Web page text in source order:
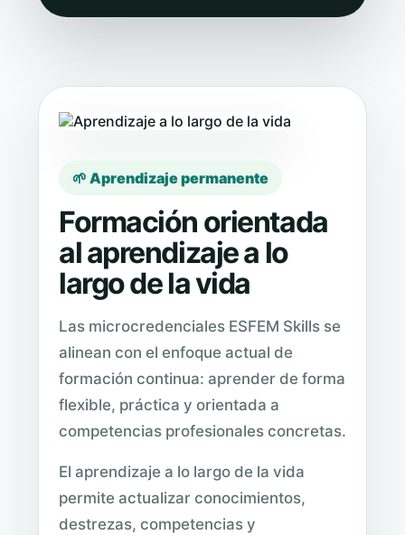
🌱 Aprendizaje permanente
Formación orientada
al aprendizaje a lo
largo de la vida
Las microcredenciales ESFEM Skills se
alinean con el enfoque actual de
formación continua: aprender de forma
flexible, práctica y orientada a
competencias profesionales concretas.
El aprendizaje a lo largo de la vida
permite actualizar conocimientos,
destrezas, competencias y